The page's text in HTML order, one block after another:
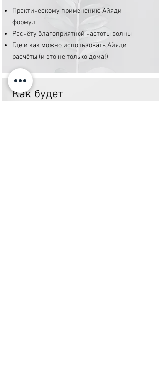
Практическому применению Айяди
формул
Расчёту благоприятной частоты волны
Где и как можно использовать Айяди
расчёты (и это не только дома!)
Как будет